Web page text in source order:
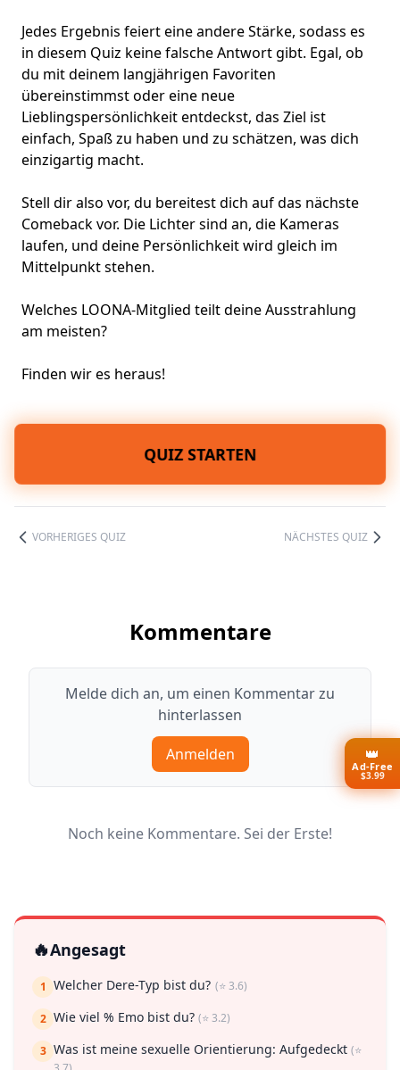
Jedes Ergebnis feiert eine andere Stärke, sodass es
in diesem Quiz keine falsche Antwort gibt. Egal, ob
du mit deinem langjährigen Favoriten
übereinstimmst oder eine neue
Lieblingspersönlichkeit entdeckst, das Ziel ist
einfach, Spaß zu haben und zu schätzen, was dich
einzigartig macht.
Stell dir also vor, du bereitest dich auf das nächste
Comeback vor. Die Lichter sind an, die Kameras
laufen, und deine Persönlichkeit wird gleich im
Mittelpunkt stehen.
Welches LOONA-Mitglied teilt deine Ausstrahlung
am meisten?
Finden wir es heraus!
QUIZ STARTEN
VORHERIGES QUIZ NÄCHSTES QUIZ
Kommentare
Melde dich an, um einen Kommentar zu
hinterlassen
Anmelden
Noch keine Kommentare. Sei der Erste!
🔥Angesagt
1 Welcher Dere-Typ bist du? (⭐ 3.6)
2 Wie viel % Emo bist du? (⭐ 3.2)
3 Was ist meine sexuelle Orientierung: Aufgedeckt (⭐
👑
Ad-Free
$3.99